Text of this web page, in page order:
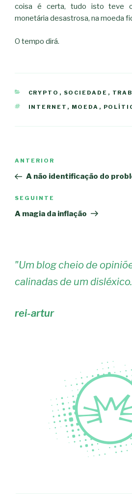
coisa é certa, tudo isto teve
monetária desastrosa, na moeda
O tempo dirá.
CATEGORIAS
CRYPTO , SOCIEDADE ,
ETIQUETAS
INTERNET , MOEDA ,
artigos
Conteúdo
anterior
ANTERIOR
A não identificação do
Conteúdo
seguinte
SEGUINTE
A magia da inflação
"Um blog cheio de
calinadas de um disléxico.
rei-artur